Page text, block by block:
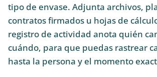
tipo de envase. Adjunta archivos,
contratos firmados u hojas de
registro de actividad anota quién
cuándo, para que puedas rastrear
hasta la persona y el momento